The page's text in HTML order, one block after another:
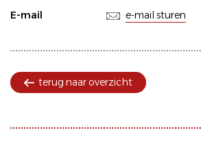
E-mail
e-mail sturen
terug naar overzicht